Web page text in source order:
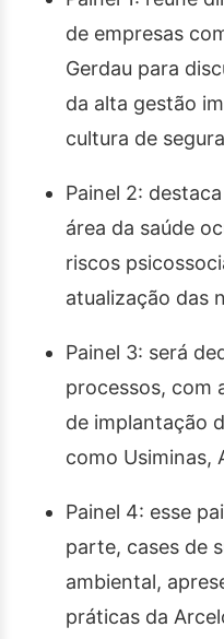
de empresas
Gerdau para
da alta gestão
cultura de
Painel 2:
área da saúde
riscos
atualização das
Painel 3: será
processos, com
de implantação
como Usiminas,
Painel 4: esse
parte, cases de
ambiental,
práticas da